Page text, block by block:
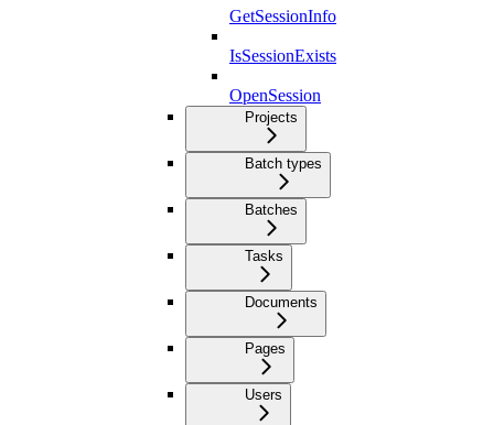
GetSessionInfo
IsSessionExists
OpenSession
Projects
Batch types
Batches
Tasks
Documents
Pages
Users